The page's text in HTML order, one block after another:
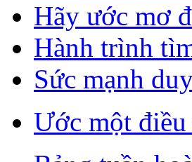
Hãy ước mơ
Hành trình
Sức mạnh
Ước một